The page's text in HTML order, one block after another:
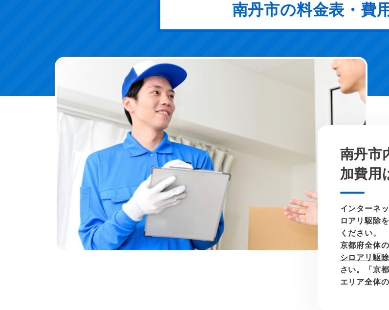
南丹市の料金表・費
南丹市
加費用
インターネ
ロアリ駆除
ください。
京都府全体
シロアリ駆
さい。「京
エリア全体